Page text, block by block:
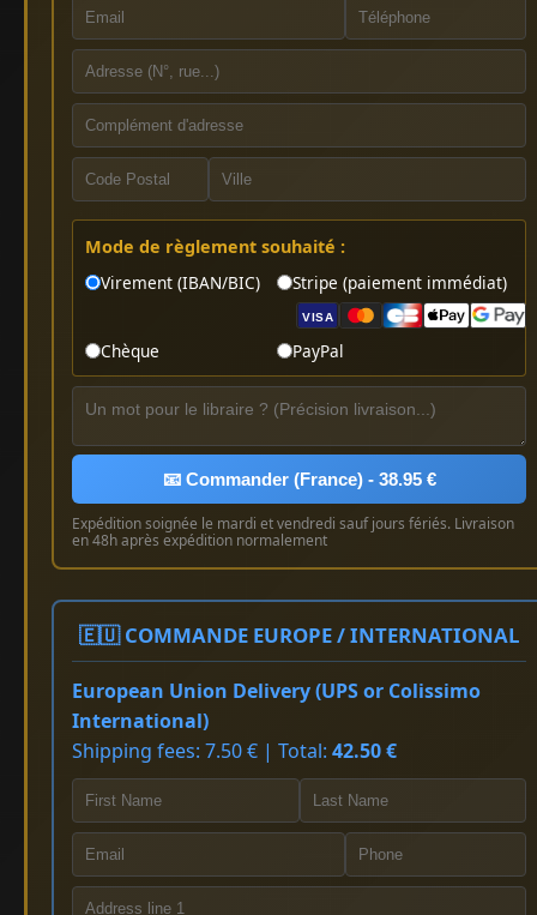
Mode de règlement souhaité :
Virement (IBAN/BIC)
Stripe (paiement immédiat)
VISA
Chèque PayPal
📧 Commander (France) - 38.95 €
Expédition soignée le mardi et vendredi sauf jours fériés. Livraison
en 48h après expédition normalement
🇪🇺 COMMANDE EUROPE / INTERNATIONAL
European Union Delivery (UPS or Colissimo
International)
Shipping fees: 7.50 € | Total: 42.50 €